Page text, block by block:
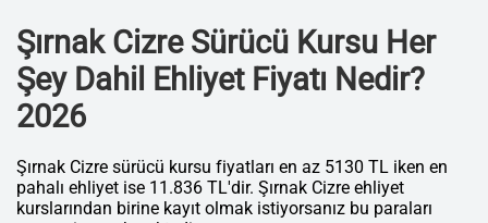
Şırnak Cizre Sürücü Kursu Her
Şey Dahil Ehliyet Fiyatı Nedir?
2026
Şırnak Cizre sürücü kursu fiyatları en az 5130 TL iken en
pahalı ehliyet ise 11.836 TL'dir. Şırnak Cizre ehliyet
kurslarından birine kayıt olmak istiyorsanız bu paraları